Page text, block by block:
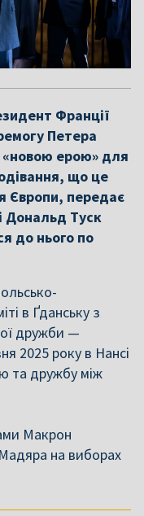
Франції
Петера
«новою ерою» для
що це
Європи, передає
Дональд Туск
до нього по
в Ґданську з
дружби —
2025 року в Нансі
та дружбу між
Макрон
на виборах